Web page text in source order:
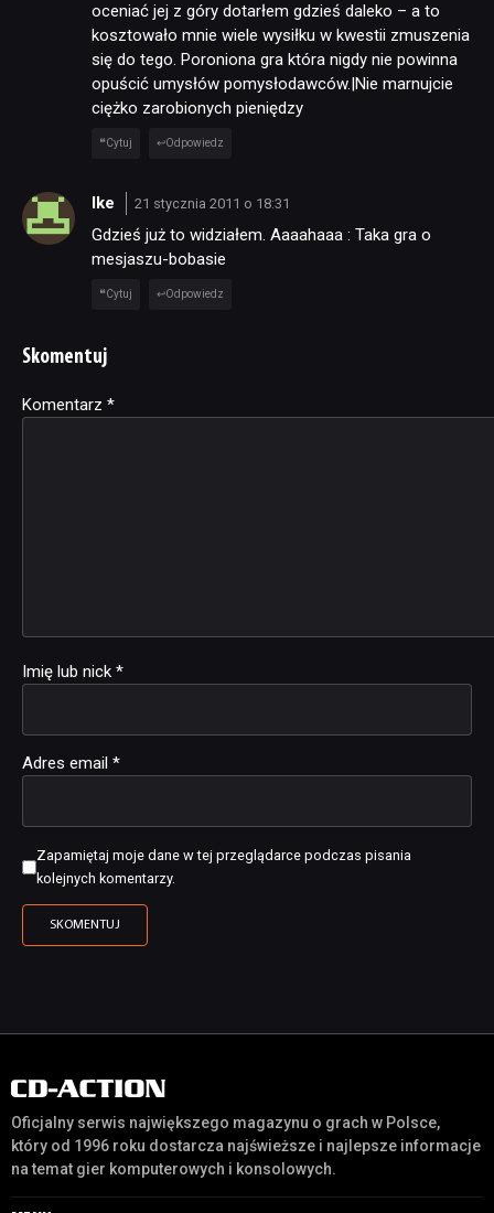
oceniać jej z góry dotarłem gdzieś daleko – a to
kosztowało mnie wiele wysiłku w kwestii zmuszenia
się do tego. Poroniona gra która nigdy nie powinna
opuścić umysłów pomysłodawców.|Nie marnujcie
ciężko zarobionych pieniędzy
Cytuj Odpowiedz
Ike 21 stycznia 2011 o 18:31
Gdzieś już to widziałem. Aaaahaaa : Taka gra o
mesjaszu-bobasie
Cytuj Odpowiedz
Skomentuj
Komentarz *
Imię lub nick *
Adres email *
Zapamiętaj moje dane w tej przeglądarce podczas pisania
kolejnych komentarzy.
Alternative:
Oficjalny serwis największego magazynu o grach w Polsce,
który od 1996 roku dostarcza najświeższe i najlepsze informacje
na temat gier komputerowych i konsolowych.